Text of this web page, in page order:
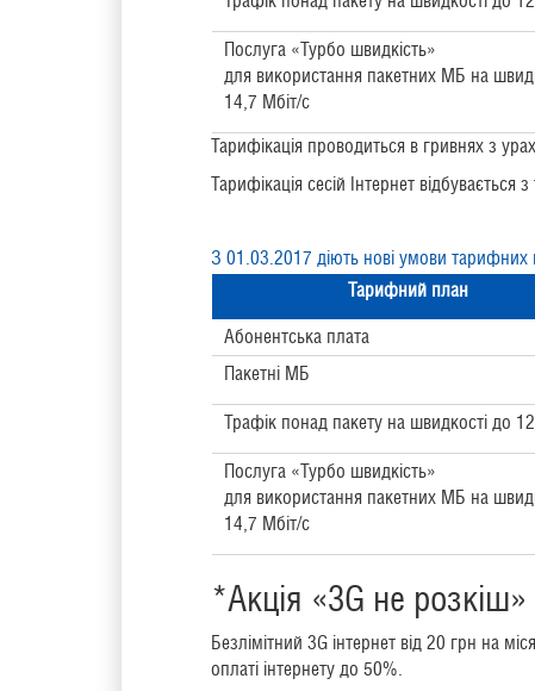
Послуга «Турбо швидкість»
для використання пакетних МБ на
14,7 Мбіт/с
Тарифікація проводиться в гривнях з
Тарифікація сесій Інтернет
З 01.03.2017 діють нові умови тарифних
Тарифний план
Абонентська плата
Пакетні МБ
Трафік понад пакету на швидкості до
Послуга «Турбо швидкість»
для використання пакетних МБ на
14,7 Мбіт/с
*Акція «3G не розкіш»
Безлімітний 3G інтернет від 20 грн на
оплаті інтернету до 50%.